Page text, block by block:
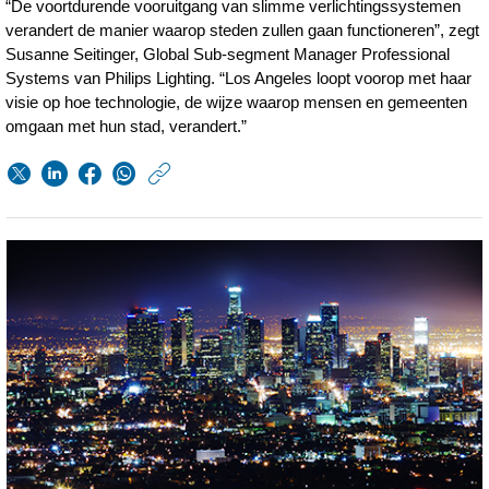
“De voortdurende vooruitgang van slimme verlichtingssystemen
verandert de manier waarop steden zullen gaan functioneren”, zegt
Susanne Seitinger, Global Sub-segment Manager Professional
Systems van Philips Lighting. “Los Angeles loopt voorop met haar
visie op hoe technologie, de wijze waarop mensen en gemeenten
omgaan met hun stad, verandert.”
w/about/news/
los-
angeles-
en-
philips-
lighting-
op-
weg-